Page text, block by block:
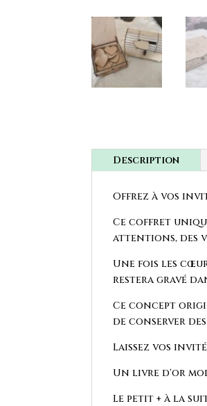
Description
Offrez à vos
Ce coffret
attentions, des
Une fois les
restera gravé
Ce concept
de conserver
Laissez vos
Un livre d'or
Le petit + à la